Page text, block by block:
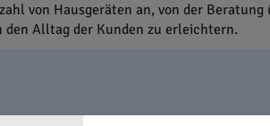
von Hausgeräten an, von der
Alltag der Kunden zu erleichtern.